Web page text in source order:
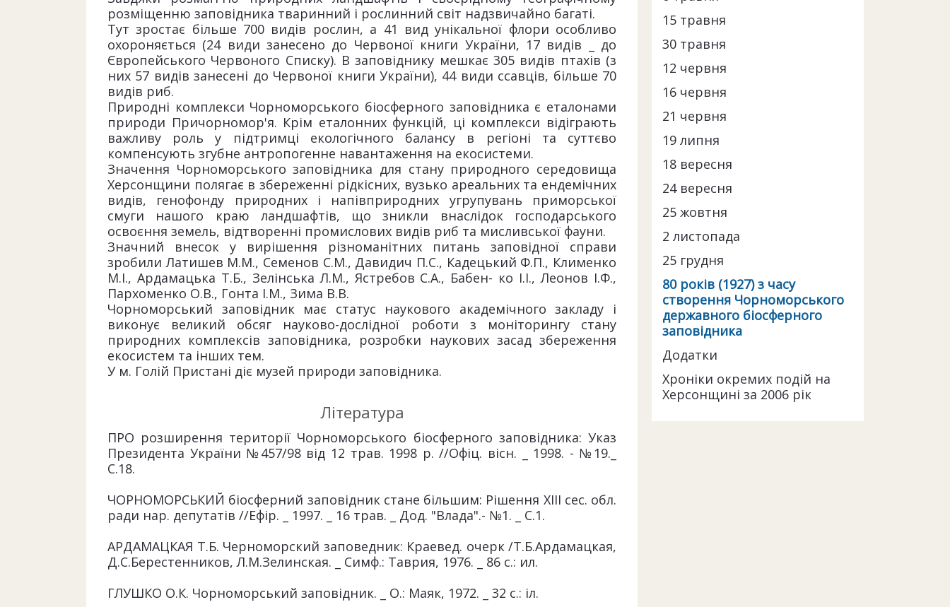
розміщенню заповідника тваринний і рослинний світ надзвичайно багаті.
Тут зростає більше 700 видів рослин, а 41 вид унікальної флори особливо
охороняється (24 види занесено до Червоної книги України, 17 видів _ до
Європейського Червоного Списку). В заповіднику мешкає 305 видів птахів (з
них 57 видів занесені до Червоної книги України), 44 види ссавців, більше 70
видів риб.
Природні комплекси Чорноморського біосферного заповідника є еталонами
природи Причорномор'я. Крім еталонних функцій, ці комплекси відіграють
важливу роль у підтримці екологічного балансу в регіоні та суттєво
компенсують згубне антропогенне навантаження на екосистеми.
Значення Чорноморського заповідника для стану природного середовища
Херсонщини полягає в збереженні рідкісних, вузько ареальних та ендемічних
видів, генофонду природних і напівприродних угрупувань приморської
смуги нашого краю ландшафтів, що зникли внаслідок господарського
освоєння земель, відтворенні промислових видів риб та мисливської фауни.
Значний внесок у вирішення різноманітних питань заповідної справи
зробили Латишев М.М., Семенов С.М., Давидич П.С., Кадецький Ф.П., Клименко
М.І., Ардамацька Т.Б., Зелінська Л.М., Ястребов С.А., Бабен- ко І.І., Леонов І.Ф.,
Пархоменко О.В., Гонта І.М., Зима В.В.
Чорноморський заповідник має статус наукового академічного закладу і
виконує великий обсяг науково-дослідної роботи з моніторингу стану
природних комплексів заповідника, розробки наукових засад збереження
екосистем та інших тем.
У м. Голій Пристані діє музей природи заповідника.
Література
ПРО розширення території Чорноморського біосферного заповідника: Указ
Президента України №457/98 від 12 трав. 1998 р. //Офіц. вісн. _ 1998. - №19._
С.18.
ЧОРНОМОРСЬКИЙ біосферний заповідник стане більшим: Рішення ХІІІ сес. обл.
ради нар. депутатів //Ефір. _ 1997. _ 16 трав. _ Дод. "Влада".- №1. _ С.1.
АРДАМАЦКАЯ Т.Б. Черноморский заповедник: Краевед. очерк /Т.Б.Ардамацкая,
Д.С.Берестенников, Л.М.Зелинская. _ Симф.: Таврия, 1976. _ 86 с.: ил.
ГЛУШКО О.К. Чорноморський заповідник. _ О.: Маяк, 1972. _ 32 с.: іл.
15 травня
30 травня
12 червня
16 червня
21 червня
19 липня
18 вересня
24 вересня
25 жовтня
2 листопада
25 грудня
80 років (1927) з часу
створення Чорноморського
державного біосферного
заповідника
Додатки
Хроніки окремих подій на
Херсонщині за 2006 рік